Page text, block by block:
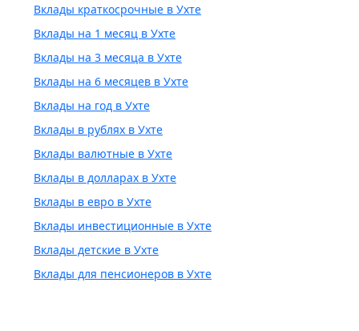
Вклады краткосрочные в Ухте
Вклады на 1 месяц в Ухте
Вклады на 3 месяца в Ухте
Вклады на 6 месяцев в Ухте
Вклады на год в Ухте
Вклады в рублях в Ухте
Вклады валютные в Ухте
Вклады в долларах в Ухте
Вклады в евро в Ухте
Вклады инвестиционные в Ухте
Вклады детские в Ухте
Вклады для пенсионеров в Ухте